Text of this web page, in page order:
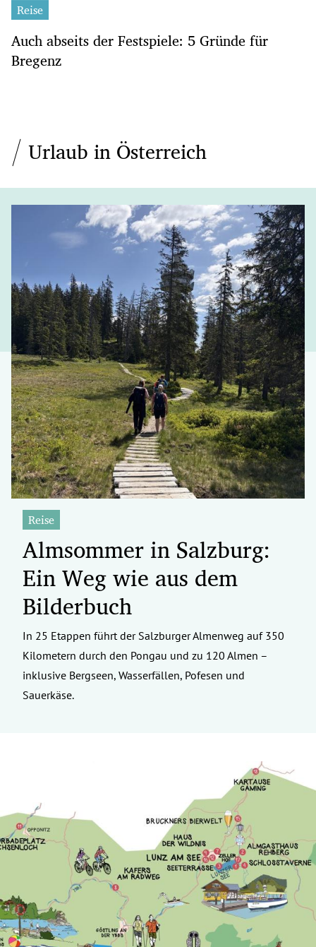
Reise
Auch abseits der Festspiele: 5 Gründe für
Bregenz
Urlaub in Österreich
Reise
Almsommer in Salzburg:
Ein Weg wie aus dem
Bilderbuch
In 25 Etappen führt der Salzburger Almenweg auf 350
Kilometern durch den Pongau und zu 120 Almen –
inklusive Bergseen, Wasserfällen, Pofesen und
Sauerkäse.